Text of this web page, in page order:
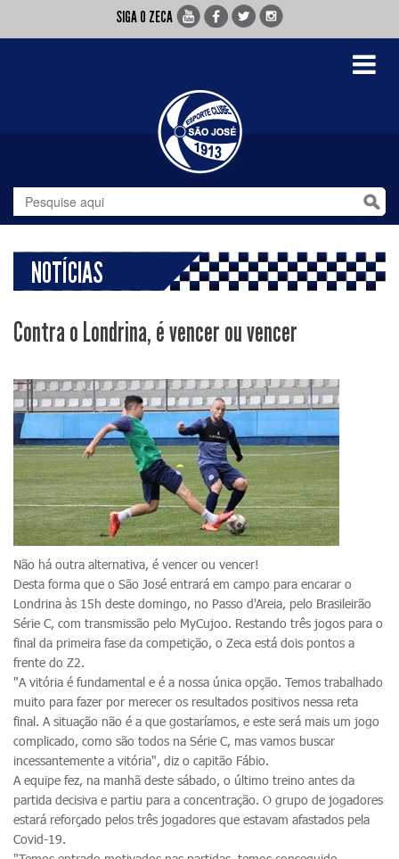
SIGA O ZECA
Toggle
NOTÍCIAS
Contra o Londrina, é vencer ou vencer
Não há outra alternativa, é vencer ou vencer!
Desta forma que o São José entrará em campo para encarar o
Londrina às 15h deste domingo, no Passo d'Areia, pelo Brasileirão
Série C, com transmissão pelo MyCujoo. Restando três jogos para o
final da primeira fase da competição, o Zeca está dois pontos a
frente do Z2.
"A vitória é fundamental e é a nossa única opção. Temos trabalhado
muito para fazer por merecer os resultados positivos nessa reta
final. A situação não é a que gostaríamos, e este será mais um jogo
complicado, como são todos na Série C, mas vamos buscar
incessantemente a vitória", diz o capitão Fábio.
A equipe fez, na manhã deste sábado, o último treino antes da
partida decisiva e partiu para a concentração. O grupo de jogadores
estará reforçado pelos três jogadores que estavam afastados pela
Covid-19.